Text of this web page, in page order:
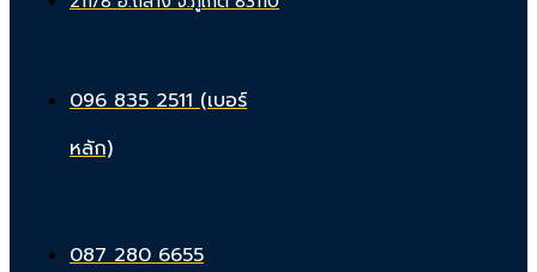
096 835 2511 (เบอร์
หลัก)
087 280 6655